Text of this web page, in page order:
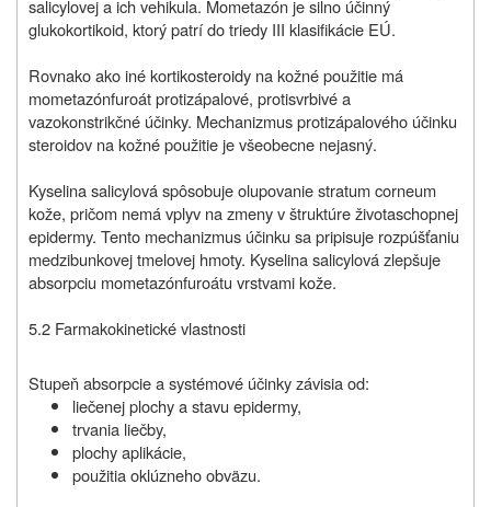
salicylovej a ich vehikula. Mometazón je silno účinný
glukokortikoid, ktorý patrí do triedy III klasifikácie EÚ.
Rovnako ako iné kortikosteroidy na kožné použitie má
mometazónfuroát protizápalové, protisvrbivé a
vazokonstrikčné účinky. Mechanizmus protizápalového účinku
steroidov na kožné použitie je všeobecne nejasný.
Kyselina salicylová spôsobuje olupovanie stratum corneum
kože, pričom nemá vplyv na zmeny v štruktúre životaschopnej
epidermy. Tento mechanizmus účinku sa pripisuje rozpúšťaniu
medzibunkovej tmelovej hmoty. Kyselina salicylová zlepšuje
absorpciu mometazónfuroátu vrstvami kože.
5.2 Farmakokinetické vlastnosti
Stupeň absorpcie a systémové účinky závisia od:
liečenej plochy a stavu epidermy,
trvania liečby,
plochy aplikácie,
použitia oklúzneho obväzu.